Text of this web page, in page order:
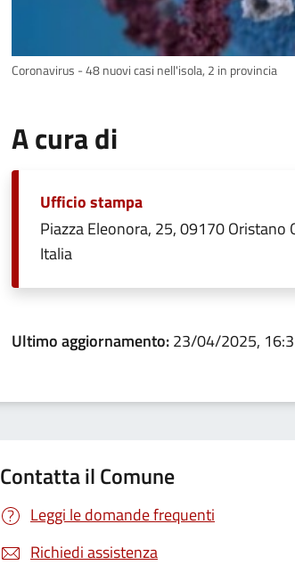
Coronavirus - 48 nuovi casi nell'isola, 2 in provincia
A cura di
Ufficio stampa
Piazza Eleonora, 25, 09170 Oristano
Italia
Ultimo aggiornamento:23/04/2025,
Contatta il Comune
Leggi le domande frequenti
Richiedi assistenza